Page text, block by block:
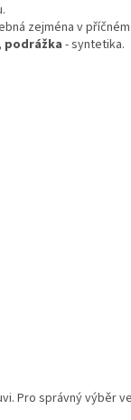
zejména v
podrážka - syntetika.
Pro správný výběr